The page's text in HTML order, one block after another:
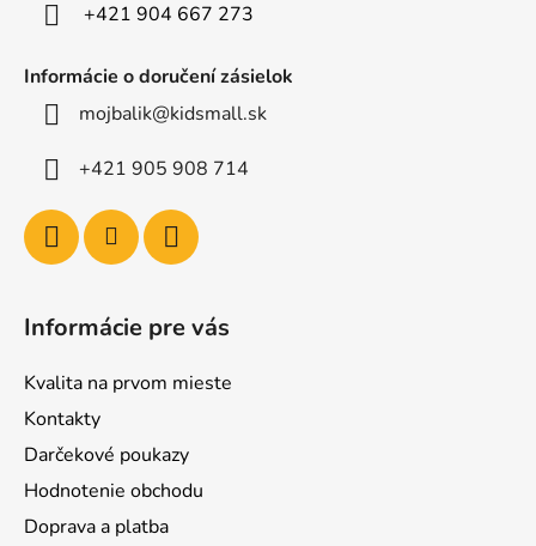
+421 904 667 273
Informácie o doručení zásielok
mojbalik@kidsmall.sk
+421 905 908 714
Informácie pre vás
Kvalita na prvom mieste
Kontakty
Darčekové poukazy
Hodnotenie obchodu
Doprava a platba